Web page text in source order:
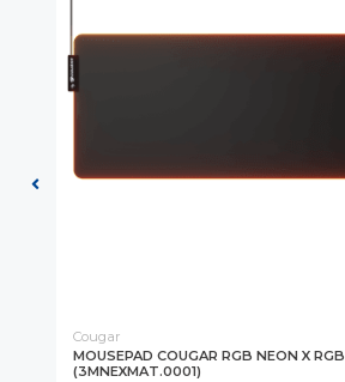
Cougar
MOUSEPAD COUGAR RGB NEON X RGB
(3MNEXMAT.0001)